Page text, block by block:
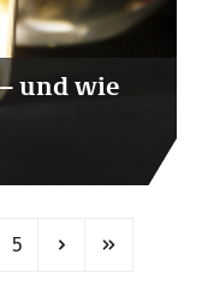
und wie
Seite
5